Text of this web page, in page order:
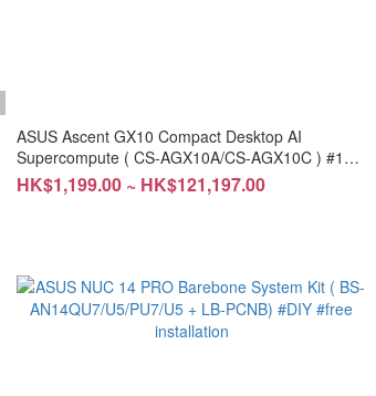
ASUS Ascent GX10 Compact Desktop AI
Supercompute ( CS-AGX10A/CS-AGX10C ) #1
year warranty
HK$1,199.00 ~ HK$121,197.00